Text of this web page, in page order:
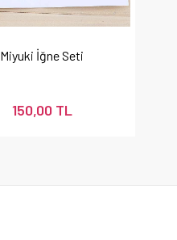
Miyuki İğne Seti
150,00 TL